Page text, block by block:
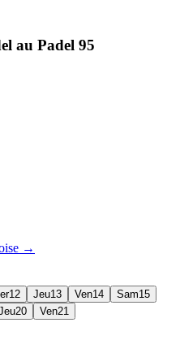
au Padel 95
→
12 Jeu13 Ven14 Sam15
20 Ven21